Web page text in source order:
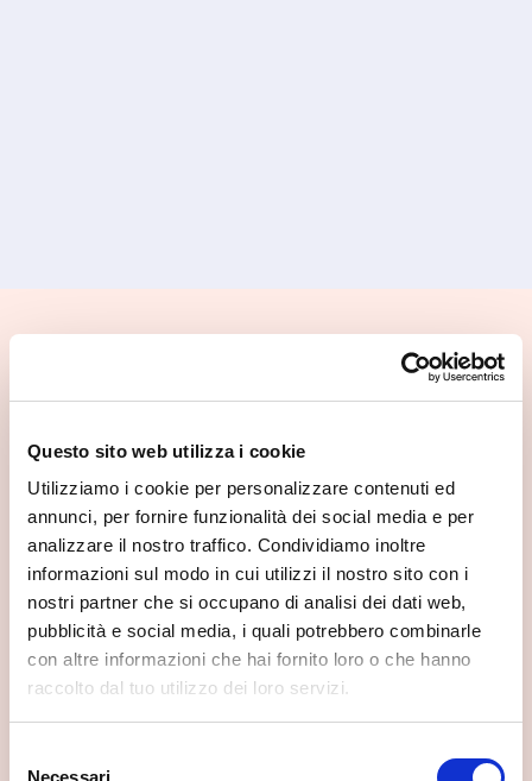
Questo sito web utilizza i cookie
Utilizziamo i cookie per personalizzare contenuti ed
annunci, per fornire funzionalità dei social media e per
analizzare il nostro traffico. Condividiamo inoltre
informazioni sul modo in cui utilizzi il nostro sito con i
nostri partner che si occupano di analisi dei dati web,
pubblicità e social media, i quali potrebbero combinarle
con altre informazioni che hai fornito loro o che hanno
raccolto dal tuo utilizzo dei loro servizi.
Necessari
📍 Cosa vedere nei dintorni
Se vuoi scoprire di più su questa zona, qui trovi altri